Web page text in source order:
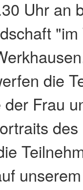
Uhr an
die
Frau